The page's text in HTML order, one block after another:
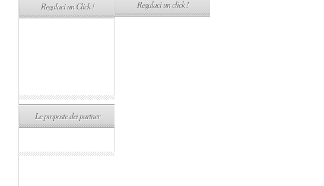
Regalaci un Click !
Le proposte dei partner
Regalaci un click !